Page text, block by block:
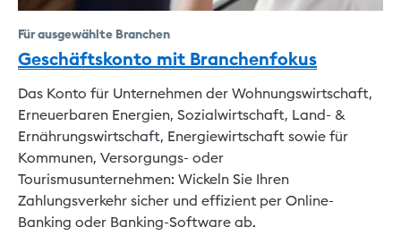
Für ausgewählte Branchen
Geschäftskonto mit Branchenfokus
Das Konto für Unternehmen der Wohnungswirtschaft,
Erneuerbaren Energien, Sozialwirtschaft, Land- &
Ernährungswirtschaft, Energiewirtschaft sowie für
Kommunen, Versorgungs- oder
Tourismusunternehmen: Wickeln Sie Ihren
Zahlungsverkehr sicher und effizient per Online-
Banking oder Banking-Software ab.